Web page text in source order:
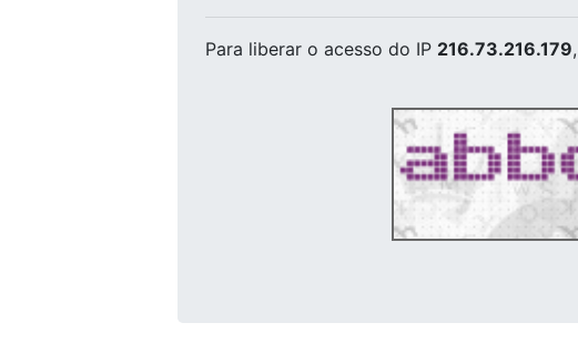
Para liberar o acesso do IP 216.73.216.179